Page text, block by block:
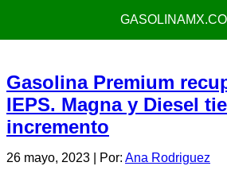
Gasolina Premium
IEPS. Magna y Diesel
incremento
26 mayo, 2023 | Por: Ana Rodriguez